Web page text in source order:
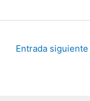
Entrada siguiente